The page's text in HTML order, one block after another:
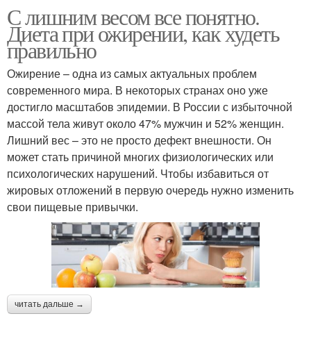
С лишним весом все понятно.
Диета при ожирении, как худеть
правильно
Ожирение – одна из самых актуальных проблем
современного мира. В некоторых странах оно уже
достигло масштабов эпидемии. В России с избыточной
массой тела живут около 47% мужчин и 52% женщин.
Лишний вес – это не просто дефект внешности. Он
может стать причиной многих физиологических или
психологических нарушений. Чтобы избавиться от
жировых отложений в первую очередь нужно изменить
свои пищевые привычки.
читать дальше →